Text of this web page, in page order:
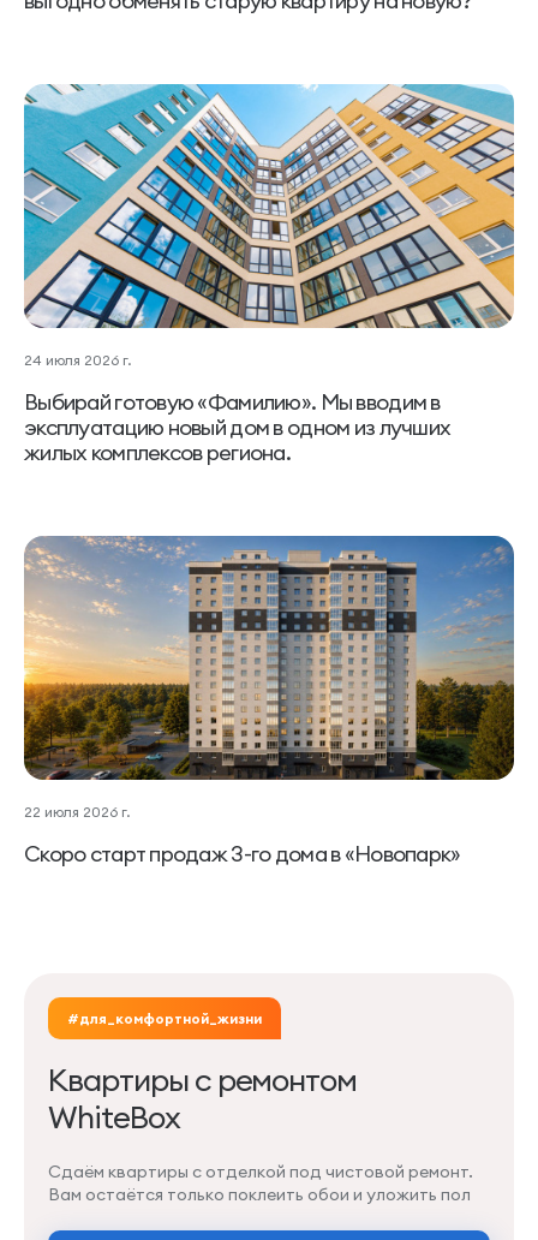
24 июля 2026 г.
Выбирай готовую «Фамилию». Мы вводим в
эксплуатацию новый дом в одном из лучших
жилых комплексов региона.
22 июля 2026 г.
Скоро старт продаж 3-го дома в «Новопарк»
#для_комфортной_жизни
Квартиры с ремонтом
WhiteBox
Сдаём квартиры с отделкой под чистовой ремонт.
Вам остаётся только поклеить обои и уложить пол